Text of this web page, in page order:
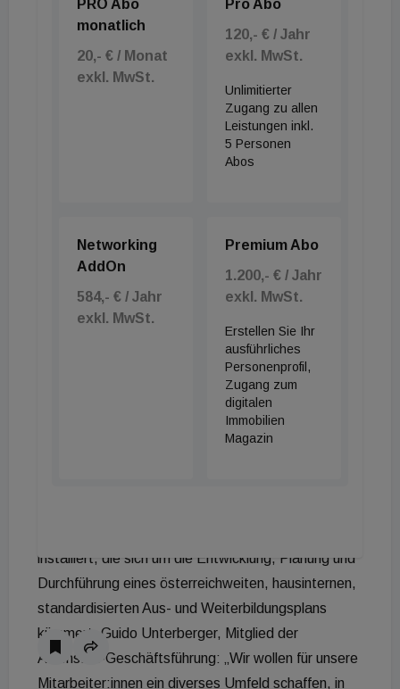
Prozent entspricht. Attensam Nord
(niederösterreichisches Wein-, Wald- und
Mostviertel sowie ein Großteil Oberösterreichs)
erzielte 14,9 Millionen Euro Umsatz. Der Standort
Krems wurde zum größten Attensam Standort im
nördlichen Niederösterreich ausgebaut. Und
Attensam West (Salzburg, Tirol, Vorarlberg und
eröffnet. Peter Schrattenholzer, Geschäftsführung
Attensam Wien, über das Wachstumspotential:
„Das Wachstum unserer Tochtergesellschaften
bestätigt unseren Weg, seit vielen Jahren auch den
Markt außerhalb Wiens strategisch zu bearbeiten.“
Der Hauptfaktor bei den Kosten ist – wie bei allen
anderen FM-Unternehmen auch – das Personal.
Bei Attensam liegt deren Anteil am Gesamtumsatz
installiert, die sich um die Entwicklung, Planung und
Durchführung eines österreichweiten, hausinternen,
standardisierten Aus- und Weiterbildungsplans
kümmert. Guido Unterberger, Mitglied der
Attensam-Geschäftsführung: „Wir wollen für unsere
Mitarbeiter:innen ein diverses Umfeld schaffen, in
PRO Abo
monatlich
20,- € / Monat
exkl. MwSt.
Pro Abo
120,- € / Jahr
exkl. MwSt.
Unlimitierter
Zugang zu allen
Leistungen inkl.
5 Personen
Abos
Networking
AddOn
584,- € / Jahr
exkl. MwSt.
Premium Abo
1.200,- € / Jahr
exkl. MwSt.
Erstellen Sie Ihr
ausführliches
Personenprofil,
Zugang zum
digitalen
Immobilien
Magazin